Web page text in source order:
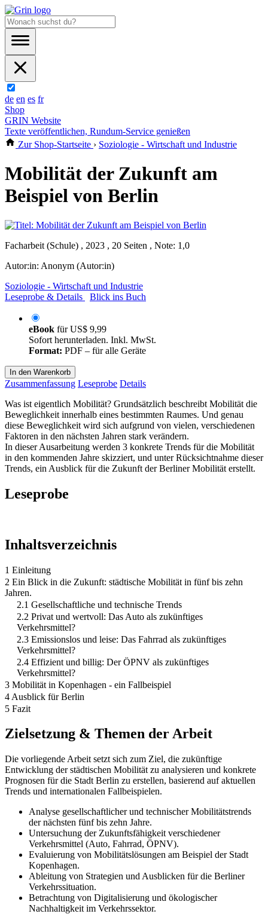
de en es fr
Shop
GRIN Website
Texte veröffentlichen, Rundum-Service genießen
Zur Shop-Startseite › Soziologie - Wirtschaft und Industrie
Mobilität der Zukunft am
Beispiel von Berlin
Facharbeit (Schule) , 2023 , 20 Seiten , Note: 1,0
Autor:in: Anonym (Autor:in)
Soziologie - Wirtschaft und Industrie
Leseprobe & Details
Blick ins Buch
eBook fürUS$ 9,99
Sofort herunterladen. Inkl. MwSt.
Format: PDF – für alle Geräte
In den Warenkorb
Zusammenfassung Leseprobe Details
Was ist eigentlich Mobilität? Grundsätzlich beschreibt Mobilität die
Beweglichkeit innerhalb eines bestimmten Raumes. Und genau
diese Beweglichkeit wird sich aufgrund von vielen, verschiedenen
Faktoren in den nächsten Jahren stark verändern.
In dieser Ausarbeitung werden 3 konkrete Trends für die Mobilität
in den kommenden Jahre skizziert, und unter Rücksichtnahme dieser
Trends, ein Ausblick für die Zukunft der Berliner Mobilität erstellt.
Leseprobe
Inhaltsverzeichnis
1 Einleitung
2 Ein Blick in die Zukunft: städtische Mobilität in fünf bis zehn
Jahren.
2.1 Gesellschaftliche und technische Trends
2.2 Privat und wertvoll: Das Auto als zukünftiges
Verkehrsmittel?
2.3 Emissionslos und leise: Das Fahrrad als zukünftiges
Verkehrsmittel?
2.4 Effizient und billig: Der ÖPNV als zukünftiges
Verkehrsmittel?
3 Mobilität in Kopenhagen - ein Fallbeispiel
4 Ausblick für Berlin
5 Fazit
Zielsetzung & Themen der Arbeit
Die vorliegende Arbeit setzt sich zum Ziel, die zukünftige
Entwicklung der städtischen Mobilität zu analysieren und konkrete
Prognosen für die Stadt Berlin zu erstellen, basierend auf aktuellen
Trends und internationalen Fallbeispielen.
Analyse gesellschaftlicher und technischer Mobilitätstrends
der nächsten fünf bis zehn Jahre.
Untersuchung der Zukunftsfähigkeit verschiedener
Verkehrsmittel (Auto, Fahrrad, ÖPNV).
Evaluierung von Mobilitätslösungen am Beispiel der Stadt
Kopenhagen.
Ableitung von Strategien und Ausblicken für die Berliner
Verkehrssituation.
Betrachtung von Digitalisierung und ökologischer
Nachhaltigkeit im Verkehrssektor.